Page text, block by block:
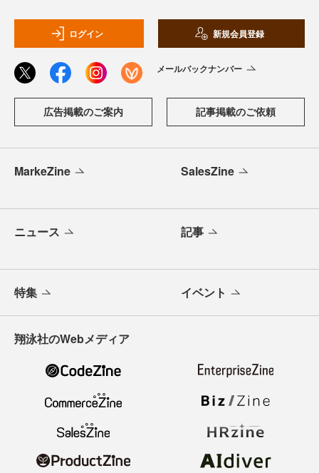
ログイン 新規会員登録
メールバックナンバー
広告掲載のご案内 記事掲載のご依頼
MarkeZine SalesZine
ニュース 記事
特集 イベント
翔泳社のWebメディア